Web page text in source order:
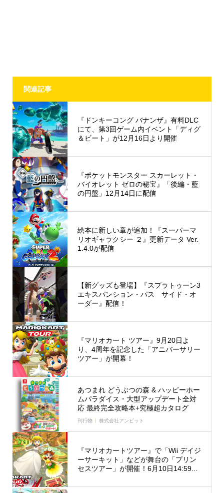
関連記事
『ドンキーコング バナンザ』有料DLC
にて、第3回ゲーム内イベント「ディグ
＆ビート」が12月16日より開催
『ポケットモンスター スカーレット・
バイオレット ゼロの秘宝』「後編・藍
の円盤」12月14日に配信
絵本に新しい章が追加！『スーパーマ
リオギャラクシー ２』更新データ Ver.
1.4.0が配信
【新グッズも登場】『スプラトゥーン3
エキスパンション・パス サイド・オ
ーダー』配信！
『マリオカート ツアー』9月20日よ
り、4周年を記念した「アニバーサリー
ツアー」が開幕！
あつまれ どうぶつの森 & ハッピーホー
ムパラダイス・大型アップデート全対
応 最終完全攻略本+究極超カタログ
刊行物 株式会社アンビット
『マリオカートツアー』で「Wii デイジ
ーサーキット」などが舞台の「プリン
セスツアー」が開催！6月10日14:59...